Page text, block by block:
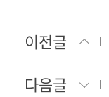
이전글
다음글